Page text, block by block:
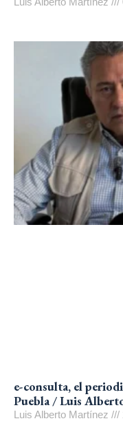
e-consulta, el
Puebla / Luis
Luis Alberto Martínez